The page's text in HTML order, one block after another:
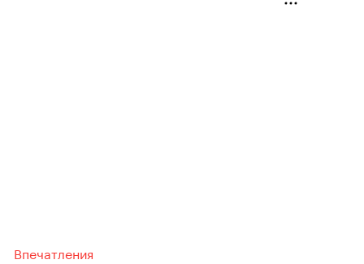
Впечатления